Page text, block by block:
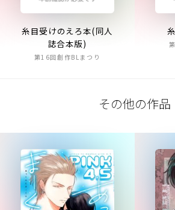
糸目受けのえろ本(同人
誌合本版)
第16回創作BLまつり
その他の作品